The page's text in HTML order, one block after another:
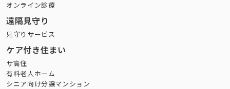
オンライン診療
遠隔見守り
見守りサービス
ケア付き住まい
サ高住
有料老人ホーム
シニア向け分譲マンション